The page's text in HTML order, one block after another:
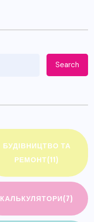
Search
БУДІВНИЦТВО ТА
РЕМОНТ(11)
КАЛЬКУЛЯТОРИ(7)